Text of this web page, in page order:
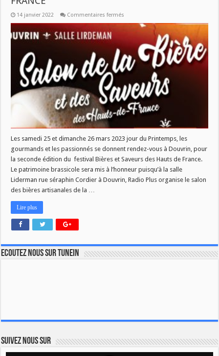
14 janvier 2022 Commentaires fermés
BIERES
DES
HAUTS
DE
FRANCE
Les samedi 25 et dimanche 26 mars 2023 jour du Printemps, les
gourmands et les passionnés se donnent rendez-vous à Douvrin, pour
la seconde édition du festival Bières et Saveurs des Hauts de France.
Le patrimoine brassicole sera mis à l’honneur puisqu’à la salle
Liderman rue séraphin Cordier à Douvrin, Radio Plus organise le salon
des bières artisanales de la …
Lire plus
Ecoutez nous sur TuneIn
Suivez nous sur